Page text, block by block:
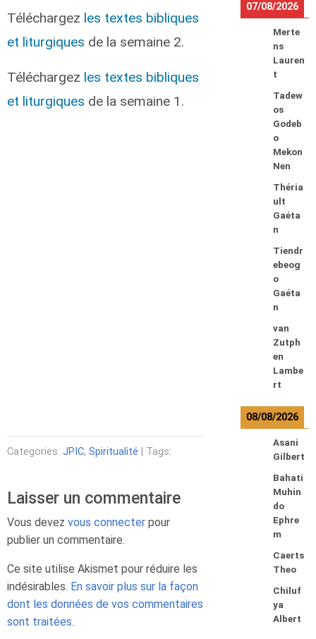
Téléchargez les textes bibliques
et liturgiques de la semaine 2.
Téléchargez les textes bibliques
et liturgiques de la semaine 1.
Categories: JPIC, Spiritualité | Tags:
Laisser un commentaire
Vous devez vous connecter pour
publier un commentaire.
Ce site utilise Akismet pour réduire les
indésirables. En savoir plus sur la façon
dont les données de vos commentaires
sont traitées.
07/08/2026
Merte
ns
Lauren
t
Tadew
os
Godeb
o
Mekon
Nen
Théria
ult
Gaéta
n
Tiendr
ebeog
o
Gaéta
n
van
Zutph
en
Lambe
rt
08/08/2026
Asani
Gilbert
Bahati
Muhin
do
Ephre
m
Caerts
Theo
Chiluf
ya
Albert